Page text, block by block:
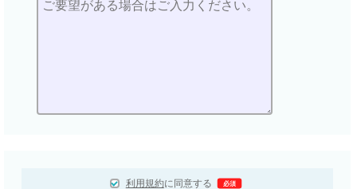
利用規約に同意する 必須